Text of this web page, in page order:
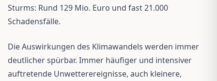
Sturms: Rund 129 Mio. Euro und fast 21.000
Schadensfälle.
Die Auswirkungen des Klimawandels werden immer
deutlicher spürbar. Immer häufiger und intensiver
auftretende Unwetterereignisse, auch kleinere,